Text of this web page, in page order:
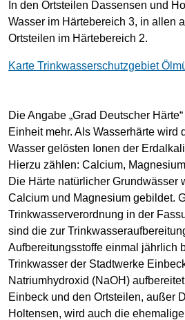
In den Ortsteilen Dassensen und
Wasser im Härtebereich 3, in allen
Ortsteilen im Härtebereich 2.
Karte Trinkwasserschutzgebiet
Die Angabe „Grad Deutscher
Einheit mehr. Als Wasserhärte wird
Wasser gelösten Ionen der
Hierzu zählen: Calcium,
Die Härte natürlicher Grundwässer
Calcium und Magnesium gebildet.
Trinkwasserverordnung in der
sind die zur
Aufbereitungsstoffe einmal jährlich
Trinkwasser der Stadtwerke
Natriumhydroxid (NaOH)
Einbeck und den Ortsteilen, außer
Holtensen, wird auch die